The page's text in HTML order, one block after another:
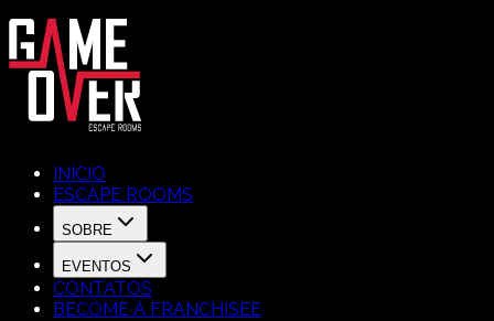
INÍCIO
ESCAPE ROOMS
SOBRE
EVENTOS
CONTATOS
BECOME A FRANCHISEE